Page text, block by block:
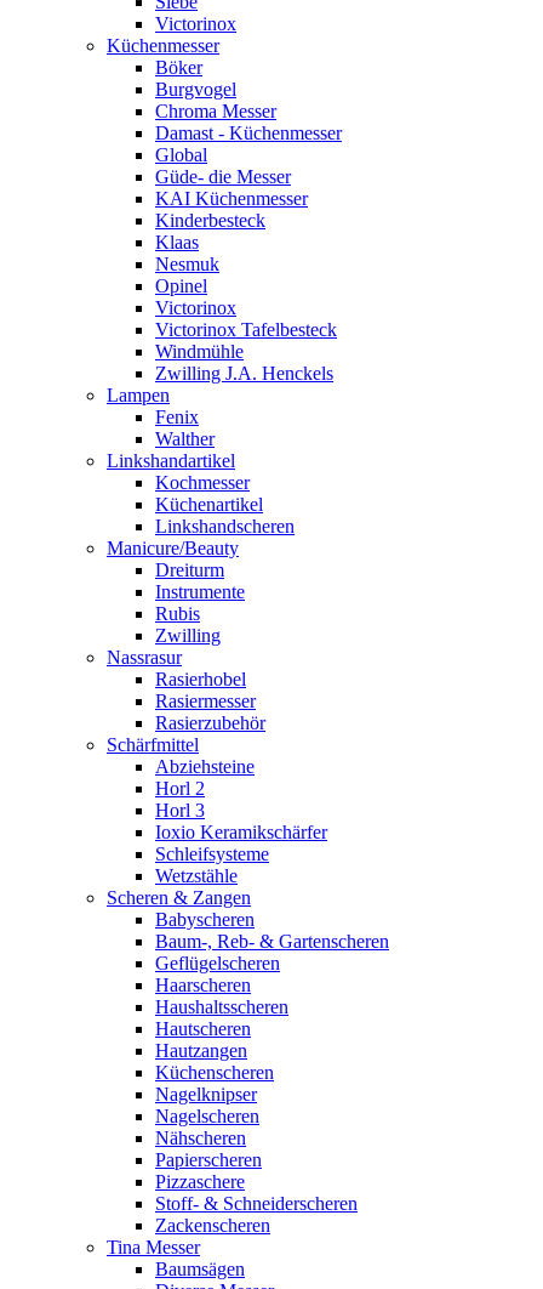
Victorinox
Küchenmesser
Böker
Burgvogel
Chroma Messer
Damast - Küchenmesser
Global
Güde- die Messer
KAI Küchenmesser
Kinderbesteck
Klaas
Nesmuk
Opinel
Victorinox
Victorinox Tafelbesteck
Windmühle
Zwilling J.A. Henckels
Lampen
Fenix
Walther
Linkshandartikel
Kochmesser
Küchenartikel
Linkshandscheren
Manicure/Beauty
Dreiturm
Instrumente
Rubis
Zwilling
Nassrasur
Rasierhobel
Rasiermesser
Rasierzubehör
Schärfmittel
Abziehsteine
Horl 2
Horl 3
Ioxio Keramikschärfer
Schleifsysteme
Wetzstähle
Scheren & Zangen
Babyscheren
Baum-, Reb- & Gartenscheren
Geflügelscheren
Haarscheren
Haushaltsscheren
Hautscheren
Hautzangen
Küchenscheren
Nagelknipser
Nagelscheren
Nähscheren
Papierscheren
Pizzaschere
Stoff- & Schneiderscheren
Zackenscheren
Tina Messer
Baumsägen